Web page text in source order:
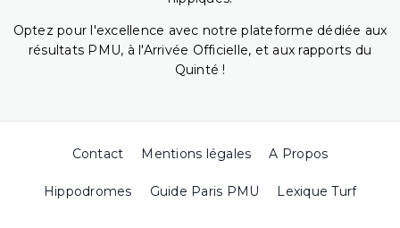
Optez pour l'excellence avec notre plateforme dédiée aux
résultats PMU, à l'Arrivée Officielle, et aux rapports du
Quinté !
Contact Mentions légales A Propos
Hippodromes Guide Paris PMU Lexique Turf